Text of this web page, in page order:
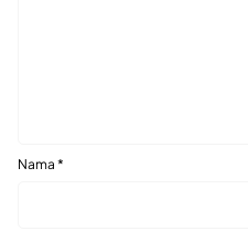
Nama *